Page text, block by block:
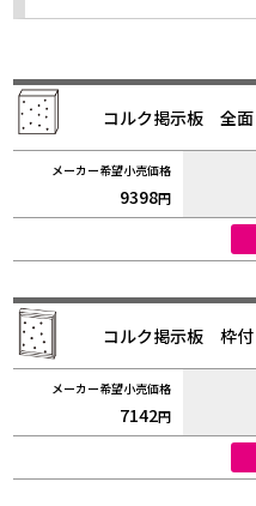
コルク掲示板 全面
9398円
コルク掲示板 枠付
7142円